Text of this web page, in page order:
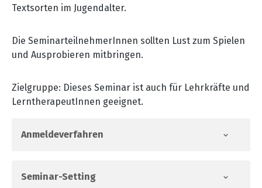
Textsorten im Jugendalter.
Die SeminarteilnehmerInnen sollten Lust zum Spielen
und Ausprobieren mitbringen.
Zielgruppe: Dieses Seminar ist auch für Lehrkräfte und
LerntherapeutInnen geeignet.
Anmeldeverfahren
Seminar-Setting